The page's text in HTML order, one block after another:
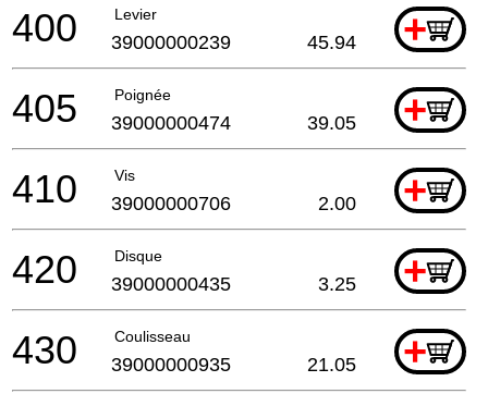
Levier +
400 39000000239 45.94
Poignée +
405 39000000474 39.05
Vis +
410 39000000706 2.00
Disque +
420 39000000435 3.25
Coulisseau +
430 39000000935 21.05